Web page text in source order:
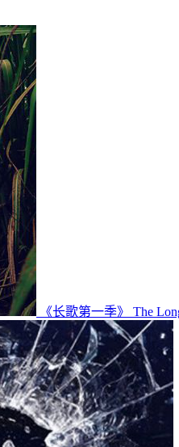
《长歌第一季》 The